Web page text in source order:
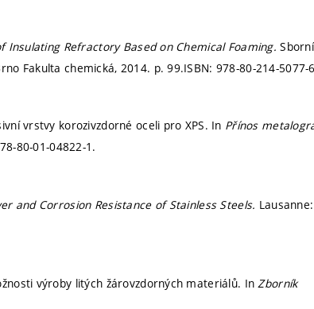
Insulating Refractory Based on Chemical Foaming.
Fakulta chemická, 2014. p. 99.ISBN: 978-80-214-5077-
vrstvy korozivzdorné oceli pro XPS. In Přínos
80-01-04822-1.
and Corrosion Resistance of Stainless Steels. Lausanne:
výroby litých žárovzdorných materiálů. InZborník